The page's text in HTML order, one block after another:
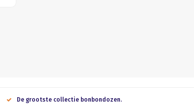
De grootste collectie bonbondozen.